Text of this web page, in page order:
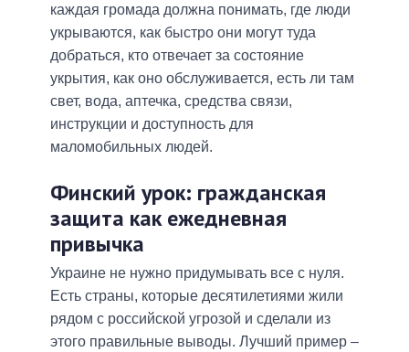
каждая громада должна понимать, где люди
укрываются, как быстро они могут туда
добраться, кто отвечает за состояние
укрытия, как оно обслуживается, есть ли там
свет, вода, аптечка, средства связи,
инструкции и доступность для
маломобильных людей.
Финский урок: гражданская
защита как ежедневная
привычка
Украине не нужно придумывать все с нуля.
Есть страны, которые десятилетиями жили
рядом с российской угрозой и сделали из
этого правильные выводы. Лучший пример –